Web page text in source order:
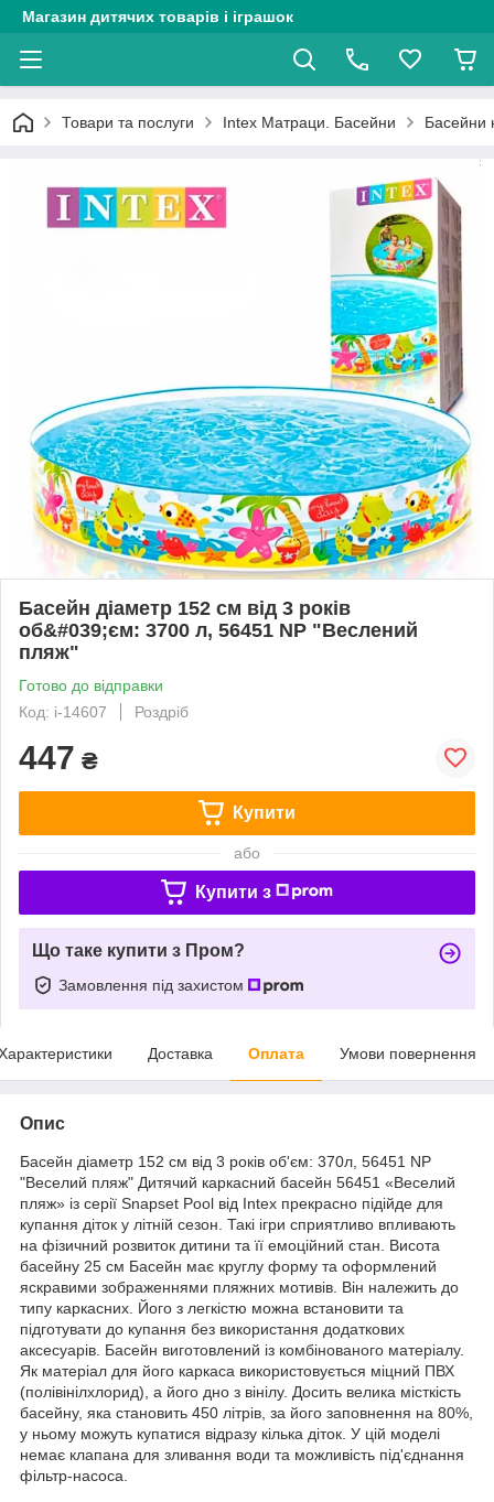
Магазин дитячих товарів і іграшок
Товари та послуги Intex Матраци. Басейни Басейни
Басейн діаметр 152 см від 3 років
об&#039;єм: 3700 л, 56451 NP "Веслений
пляж"
Готово до відправки
Код: i-14607
Роздріб
447 ₴
Купити
або
Купити з
Що таке купити з Пром?
Замовлення під захистом
Доставка Оплата Умови повернення
Опис
Басейн діаметр 152 см від 3 років об'єм: 370л, 56451 NP
"Веселий пляж" Дитячий каркасний басейн 56451 «Веселий
пляж» із серії Snapset Pool від Intex прекрасно підійде для
купання діток у літній сезон. Такі ігри сприятливо впливають
на фізичний розвиток дитини та її емоційний стан. Висота
басейну 25 см Басейн має круглу форму та оформлений
яскравими зображеннями пляжних мотивів. Він належить до
типу каркасних. Його з легкістю можна встановити та
підготувати до купання без використання додаткових
аксесуарів. Басейн виготовлений із комбінованого матеріалу.
Як матеріал для його каркаса використовується міцний ПВХ
(полівінілхлорид), а його дно з вінілу. Досить велика місткість
басейну, яка становить 450 літрів, за його заповнення на 80%,
у ньому можуть купатися відразу кілька діток. У цій моделі
немає клапана для зливання води та можливість під'єднання
фільтр-насоса.